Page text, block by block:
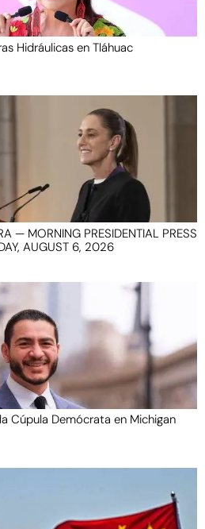
Hidráulicas en Tláhuac
— MORNING PRESIDENTIAL PRESS
AUGUST 6, 2026
Cúpula Demócrata en Michigan